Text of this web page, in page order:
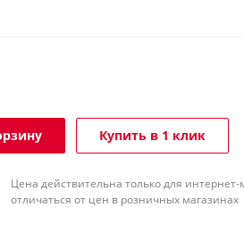
и отелей. Фен с настенным
Купить в 1 клик
Цена действительна только для
отличаться от цен в розничных магазинах